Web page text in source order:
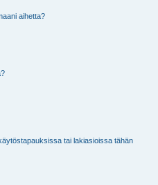
aihetta?
tai lakiasioissa tähän